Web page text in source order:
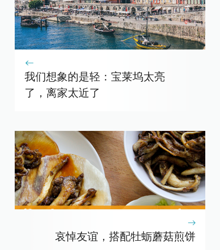
我们想象的是轻：宝莱坞太亮
了，离家太近了
哀悼友谊，搭配牡蛎蘑菇煎饼